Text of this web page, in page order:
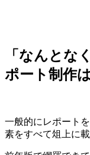
「なんとな
ポート制作
一般的にレポート
素をすべて俎上に